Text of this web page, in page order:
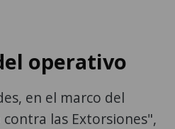
operativo
en el marco del
las Extorsiones",